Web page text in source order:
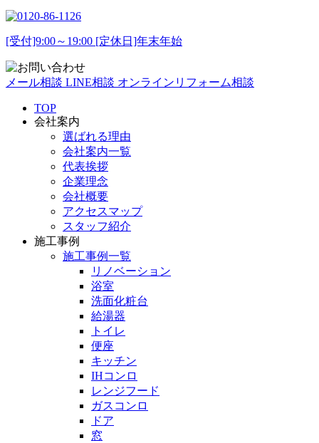
[受付]9:00～19:00 [定休日]年末年始
メール相談 LINE相談 オンラインリフォーム相談
TOP
会社案内
選ばれる理由
会社案内一覧
代表挨拶
企業理念
会社概要
アクセスマップ
スタッフ紹介
施工事例
施工事例一覧
リノベーション
浴室
洗面化粧台
給湯器
トイレ
便座
キッチン
IHコンロ
レンジフード
ガスコンロ
ドア
窓